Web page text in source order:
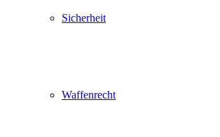
Sicherheit
Waffenrecht